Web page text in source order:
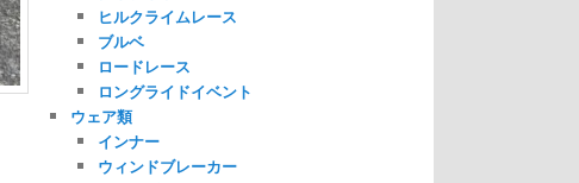
ヒルクライムレース
ブルベ
ロードレース
ロングライドイベント
ウェア類
インナー
ウィンドブレーカー